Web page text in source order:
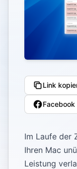
Link
Facebook
Im Laufe der
Ihren Mac
Leistung